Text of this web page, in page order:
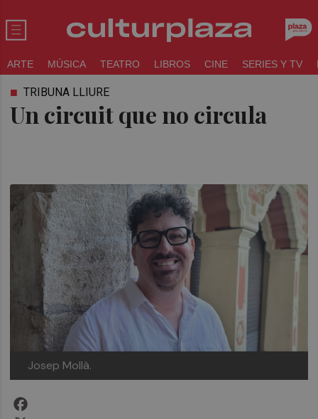
ARTE MÚSICA TEATRO LIBROS CINE SERIES Y TV
Un circuit que no circula
TRIBUNA LLIURE
Josep Mollà.